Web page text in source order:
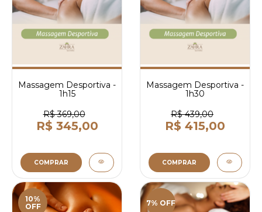
Massagem Desportiva -
1h15
R$ 369,00
R$ 345,00
COMPRAR
Massagem Desportiva -
1h30
R$ 439,00
R$ 415,00
COMPRAR
10%
OFF
7% OFF